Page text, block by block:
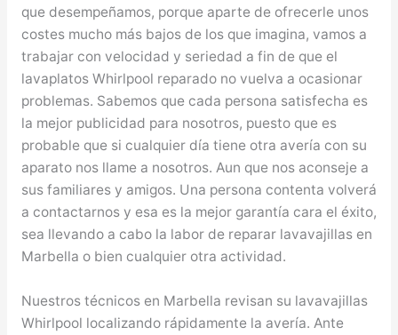
que desempeñamos, porque aparte de ofrecerle unos
costes mucho más bajos de los que imagina, vamos a
trabajar con velocidad y seriedad a fin de que el
lavaplatos Whirlpool reparado no vuelva a ocasionar
problemas. Sabemos que cada persona satisfecha es
la mejor publicidad para nosotros, puesto que es
probable que si cualquier día tiene otra avería con su
aparato nos llame a nosotros. Aun que nos aconseje a
sus familiares y amigos. Una persona contenta volverá
a contactarnos y esa es la mejor garantía cara el éxito,
sea llevando a cabo la labor de reparar lavavajillas en
Marbella o bien cualquier otra actividad.
Nuestros técnicos en Marbella revisan su lavavajillas
Whirlpool localizando rápidamente la avería. Ante